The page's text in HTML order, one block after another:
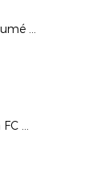
DH Intersport (J1) : Le résumé de FC Rezé / AS La Châtaigneraie (1-2)
N3 : Le résumé du match FC Challans / Voltigeurs de Châteaubriant